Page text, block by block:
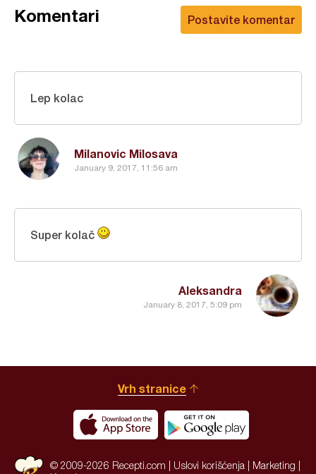
Postavite komentar
Komentari
Milanovic Milosava
January 9, 2017, 11:56 am
Lep kolac
Aleksandra
January 8, 2017, 5:09 pm
Super kolač
Vrh stranice
© 2009-2026 Recepti.com | Uslovi korišćenja Marketing